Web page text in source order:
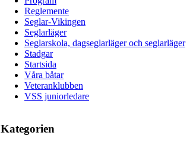
Reglemente
Seglar-Vikingen
Seglarläger
Seglarskola, dagseglarläger och seglarläger
Stadgar
Startsida
Våra båtar
Veteranklubben
VSS juniorledare
Kategorien